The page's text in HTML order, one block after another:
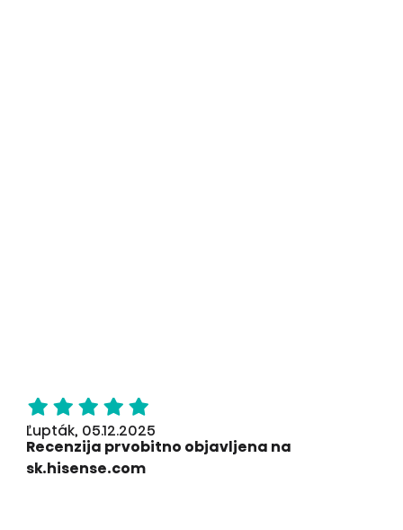
Ľupták, 05.12.2025
Recenzija prvobitno objavljena na
sk.hisense.com